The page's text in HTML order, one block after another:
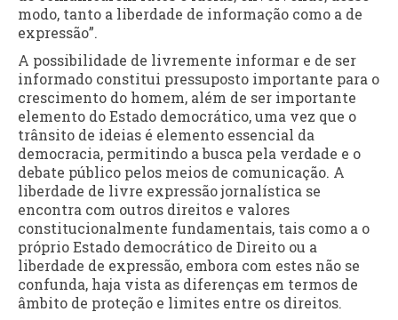
modo, tanto a liberdade de informação como a de
expressão”.
A possibilidade de livremente informar e de ser
informado constitui pressuposto importante para o
crescimento do homem, além de ser importante
elemento do Estado democrático, uma vez que o
trânsito de ideias é elemento essencial da
democracia, permitindo a busca pela verdade e o
debate público pelos meios de comunicação. A
liberdade de livre expressão jornalística se
encontra com outros direitos e valores
constitucionalmente fundamentais, tais como a o
próprio Estado democrático de Direito ou a
liberdade de expressão, embora com estes não se
confunda, haja vista as diferenças em termos de
âmbito de proteção e limites entre os direitos.